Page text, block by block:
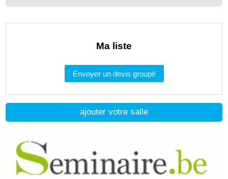
ajouter votre salle
Ma liste
Envoyer un devis groupé